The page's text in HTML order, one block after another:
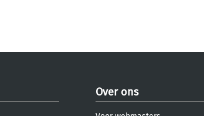
Over ons